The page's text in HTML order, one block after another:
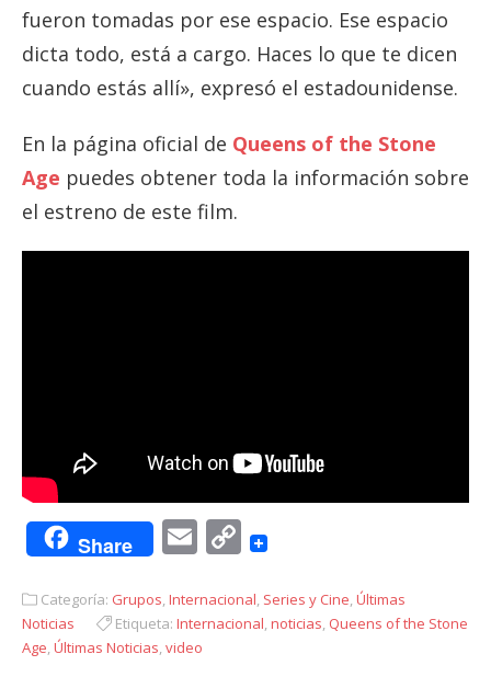
fueron tomadas por ese espacio. Ese espacio
dicta todo, está a cargo. Haces lo que te dicen
cuando estás allí», expresó el estadounidense.
En la página oficial de Queens of the Stone
Age puedes obtener toda la información sobre
el estreno de este film.
Share EmailCopy
Categoría: Grupos,Internacional, Series y Cine,Últimas
Noticias
Etiqueta: Internacional,noticias, Queens of the Stone
Age,Últimas Noticias,video